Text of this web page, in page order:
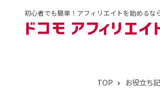
初心者でも簡単！アフィリエイトを始めるな
TOP お役立ち